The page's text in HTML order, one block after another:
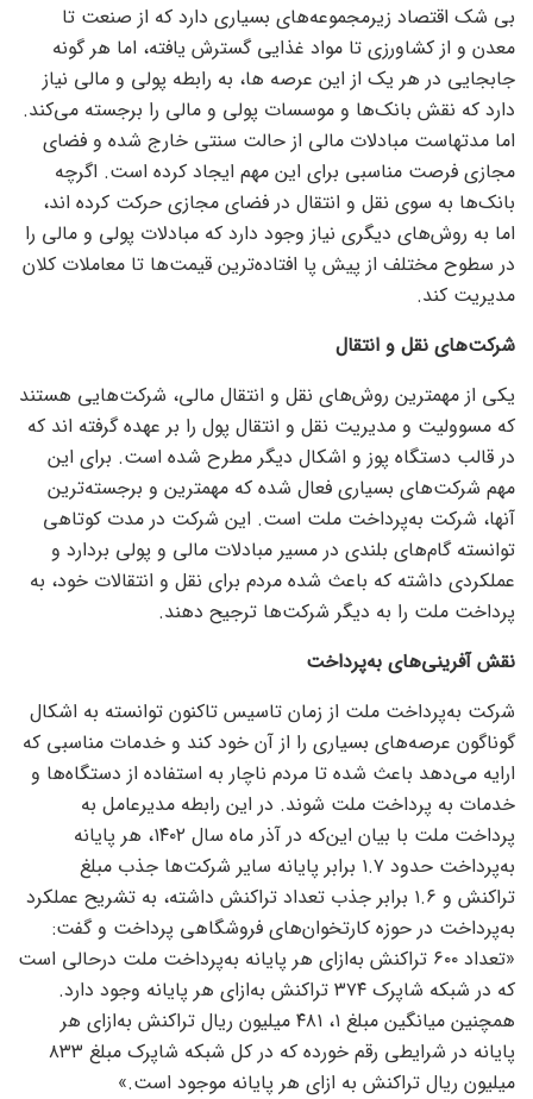
بی شک اقتصاد زیرمجموعه‌های بسیاری دارد که از صنعت تا
معدن و از کشاورزی تا مواد غذایی گسترش یافته، اما هر گونه
جابجایی در هر یک از این عرصه ها، به رابطه پولی و مالی نیاز
دارد که نقش بانک‌ها و موسسات پولی و مالی را برجسته می‌کند.
اما مدتهاست مبادلات مالی از حالت سنتی خارج شده و فضای
مجازی فرصت مناسبی برای این مهم ایجاد کرده است. اگرچه
بانک‌ها به سوی نقل و انتقال در فضای مجازی حرکت کرده اند،
اما به روش‌های دیگری نیاز وجود دارد که مبادلات پولی و مالی را
در سطوح مختلف از پیش پا افتاده‌ترین قیمت‌ها تا معاملات کلان
مدیریت کند.
شرکت‌های نقل و انتقال
یکی از مهمترین روش‌های نقل و انتقال مالی، شرکت‌هایی هستند
که مسوولیت و مدیریت نقل و انتقال پول را بر عهده گرفته اند که
در قالب دستگاه پوز و اشکال دیگر مطرح شده است. برای این
مهم شرکت‌های بسیاری فعال شده که مهمترین و برجسته‌ترین
آنها، شرکت به‌پرداخت ملت است. این شرکت در مدت کوتاهی
توانسته گام‌های بلندی در مسیر مبادلات مالی و پولی بردارد و
عملکردی داشته که باعث شده مردم برای نقل و انتقالات خود، به
پرداخت ملت را به دیگر شرکت‌ها ترجیح دهند.
نقش آفرینی‌های به‌پرداخت
شرکت به‌پرداخت ملت از زمان تاسیس تاکنون توانسته به اشکال
گوناگون عرصه‌های بسیاری را از آن خود کند و خدمات مناسبی که
ارایه می‌دهد باعث شده تا مردم ناچار به استفاده از دستگاه‌ها و
خدمات به پرداخت ملت شوند. در این رابطه مدیرعامل به
پرداخت ملت با بیان این‌که در آذر ماه سال ۱۴۰۲، هر پایانه
به‌پرداخت حدود ۱.۷ برابر پایانه سایر شرکت‌ها جذب مبلغ
تراکنش و ۱.۶ برابر جذب تعداد تراکنش داشته، به تشریح عملکرد
به‌پرداخت در حوزه کارتخوان‌های فروشگاهی پرداخت و گفت:
«تعداد ۶۰۰ تراکنش به‌ازای هر پایانه به‌پرداخت ملت درحالی است
که در شبکه شاپرک ۳۷۴ تراکنش به‌ازای هر پایانه وجود دارد.
همچنین میانگین مبلغ ۱، ۴۸۱ میلیون ریال تراکنش به‌ازای هر
پایانه در شرایطی رقم خورده که در کل شبکه شاپرک مبلغ ۸۳۳
میلیون ریال تراکنش به ازای هر پایانه موجود است.»